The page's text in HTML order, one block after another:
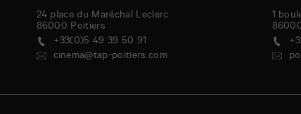
24 place du Maréchal Leclerc
86000 Poitiers
+33(0)5 49 39 50 91
cinema@tap-poitiers.com
1